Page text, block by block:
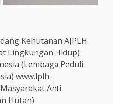
Kehutanan AJPLH
Lingkungan Hidup)
(Lembaga Peduli
www.lplh-
Anti
Hutan)